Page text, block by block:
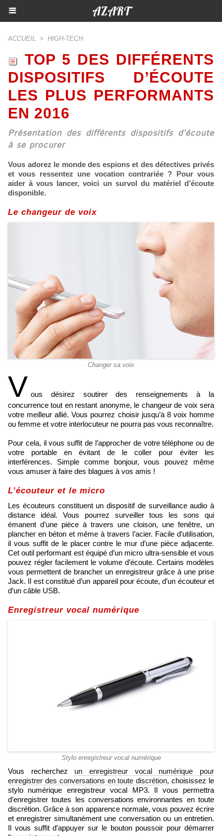
AZART
ACCUEIL > HIGH-TECH
TOP 5 DES DIFFÉRENTS
DISPOSITIFS D’ÉCOUTE
LES PLUS PERFORMANTS
EN 2016
Présentation des différents dispositifs d’écoute
à se procurer
Vous adorez le monde des espions et des détectives privés
et vous ressentez une vocation contrariée ? Pour vous
aider à vous lancer, voici un survol du matériel d’écoute
disponible.
Le changeur de voix
Changer sa voix
V ous désirez soutirer des renseignements à la
concurrence tout en restant anonyme, le changeur de voix sera
votre meilleur allié. Vous pourrez choisir jusqu’à 8 voix homme
ou femme et votre interlocuteur ne pourra pas vous reconnaître.
Pour cela, il vous suffit de l’approcher de votre téléphone ou de
votre portable en évitant de le coller pour éviter les
interférences. Simple comme bonjour, vous pouvez même
vous amuser à faire des blagues à vos amis !
L’écouteur et le micro
Les écouteurs constituent un dispositif de surveillance audio à
distance idéal. Vous pourrez surveiller tous les sons qui
émanent d’une pièce à travers une cloison, une fenêtre, un
plancher en béton et même à travers l’acier. Facile d’utilisation,
il vous suffit de le placer contre le mur d’une pièce adjacente.
Cet outil performant est équipé d’un micro ultra-sensible et vous
pouvez régler facilement le volume d’écoute. Certains modèles
vous permettent de brancher un enregistreur grâce à une prise
Jack. Il est constitué d’un appareil pour écoute, d’un écouteur et
d’un câble USB.
Enregistreur vocal numérique
Stylo enregistreur vocal numérique
Vous recherchez un enregistreur vocal numérique pour
enregistrer des conversations en toute discrétion, choisissez le
stylo numérique enregistreur vocal MP3. Il vous permettra
d’enregistrer toutes les conversations environnantes en toute
discrétion. Grâce à son apparence normale, vous pouvez écrire
et enregistrer simultanément une conversation ou un entretien.
Il vous suffit d’appuyer sur le bouton poussoir pour démarrer